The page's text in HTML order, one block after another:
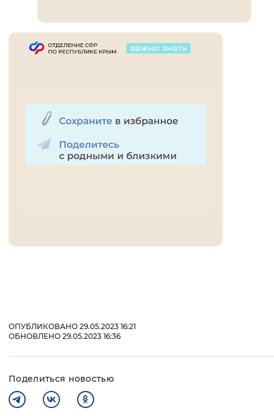
ОПУБЛИКОВАНО 29.05.2023 16:21
ОБНОВЛЕНО 29.05.2023 16:36
Поделиться новостью